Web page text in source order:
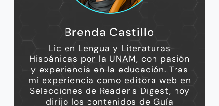
Brenda Castillo
Lic en Lengua y Literaturas
Hispánicas por la UNAM, con pasión
y experiencia en la educación. Tras
mi experiencia como editora web en
Selecciones de Reader's Digest, hoy
dirijo los contenidos de Guía